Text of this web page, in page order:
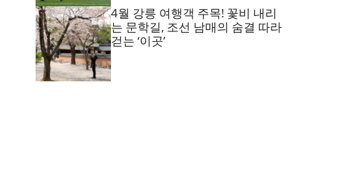
4월 강릉 여행객 주목! 꽃비 내리
는 문학길, 조선 남매의 숨결 따라
걷는 ‘이곳’